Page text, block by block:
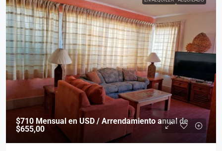
$710 Mensual en USD / Arrendamiento anual de
$655,00